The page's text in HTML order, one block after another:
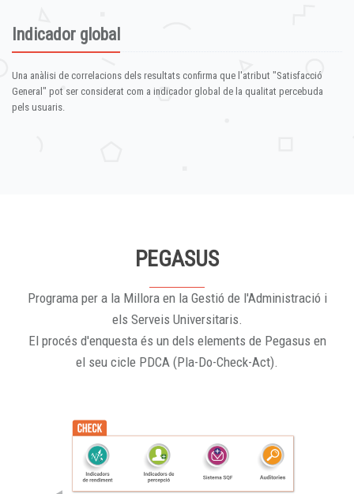
Indicador global
Una anàlisi de correlacions dels resultats confirma que l'atribut "Satisfacció
General" pot ser considerat com a indicador global de la qualitat percebuda
pels usuaris.
PEGASUS
Programa per a la Millora en la Gestió de l'Administració i
els Serveis Universitaris.
El procés d'enquesta és un dels elements de Pegasus en
el seu cicle PDCA (Pla-Do-Check-Act).